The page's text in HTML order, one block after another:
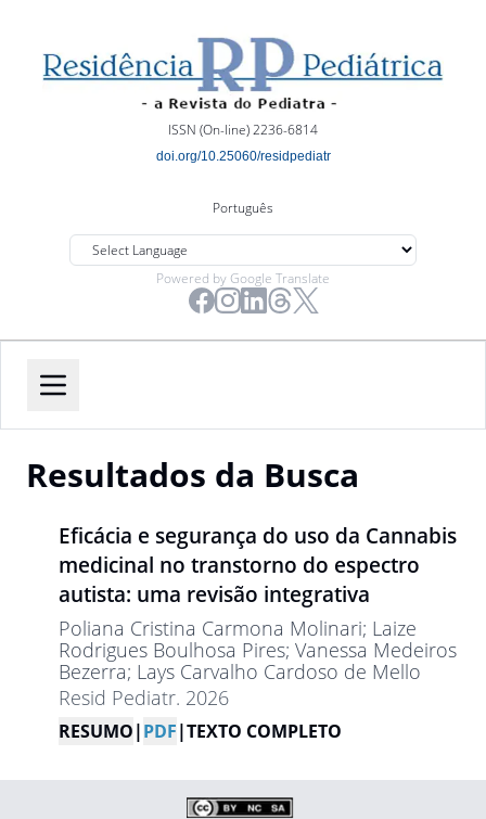
ISSN (On-line) 2236-6814
doi.org/10.25060/residpediatr
Português
Powered by Google Translate
Resultados da Busca
Eficácia e segurança do uso da Cannabis
medicinal no transtorno do espectro
autista: uma revisão integrativa
Poliana Cristina Carmona Molinari; Laize
Rodrigues Boulhosa Pires; Vanessa Medeiros
Bezerra; Lays Carvalho Cardoso de Mello
Resid Pediatr. 2026
RESUMO|PDF|TEXTO COMPLETO